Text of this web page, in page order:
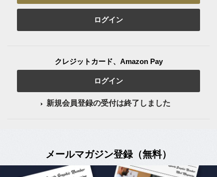
ログイン
クレジットカード、Amazon Pay
ログイン
新規会員登録の受付は終了しました
メールマガジン登録（無料）